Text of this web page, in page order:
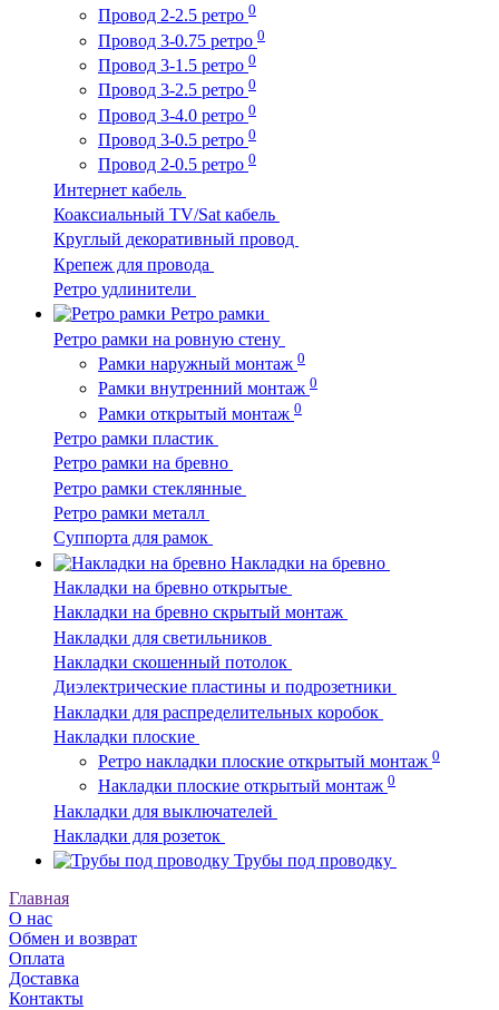
Провод 2-2.5 ретро 0
Провод 3-0.75 ретро 0
Провод 3-1.5 ретро 0
Провод 3-2.5 ретро 0
Провод 3-4.0 ретро 0
Провод 3-0.5 ретро 0
Провод 2-0.5 ретро 0
Интернет кабель
Коаксиальный TV/Sat кабель
Круглый декоративный провод
Крепеж для провода
Ретро удлинители
Ретро рамки
Ретро рамки на ровную стену
Рамки наружный монтаж 0
Рамки внутренний монтаж 0
Рамки открытый монтаж 0
Ретро рамки пластик
Ретро рамки на бревно
Ретро рамки стеклянные
Ретро рамки металл
Суппорта для рамок
Накладки на бревно
Накладки на бревно открытые
Накладки на бревно скрытый монтаж
Накладки для светильников
Накладки скошенный потолок
Диэлектрические пластины и подрозетники
Накладки для распределительных коробок
Накладки плоские
Ретро накладки плоские открытый монтаж 0
Накладки плоские открытый монтаж 0
Накладки для выключателей
Накладки для розеток
Трубы под проводку
Главная
О нас
Обмен и возврат
Оплата
Доставка
Контакты